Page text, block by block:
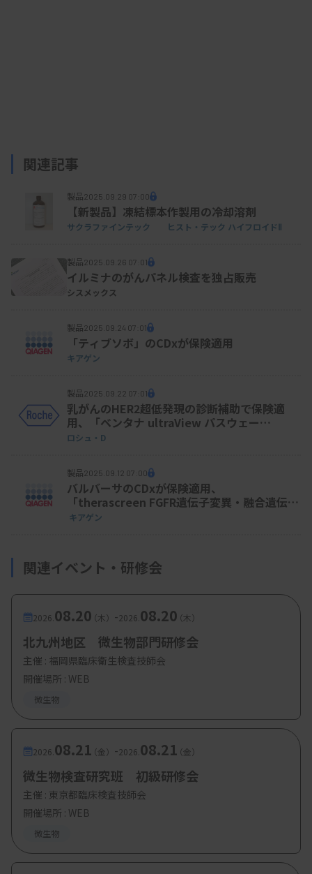
関連記事
製品2025.09.29 07:00
【新製品】凍結標本作製用の冷却溶剤
サクラファインテック ヒスト・テック ハイフロイドⅡ
製品2025.09.26 07:01
イルミナのがんパネル検査を独占販売
シスメックス
製品2025.09.24 07:01
「ティブソボ」のCDxが保険適用
キアゲン
製品2025.09.22 07:01
乳がんのHER2超低発現の診断補助で保険適
用、「ベンタナ ultraView パスウェー
HER2（4B5）」
ロシュ・D
製品2025.09.12 07:00
バルバーサのCDxが保険適用、
「therascreen FGFR遺伝子変異・融合遺伝子
検出キットRGQ キアゲン」
キアゲン
関連イベント・研修会
2026. 08.20（木） -2026. 08.20（木）
北九州地区 微生物部門研修会
主催 : 福岡県臨床衛生検査技師会
開催場所 : WEB
微生物
2026. 08.21（金） -2026. 08.21（金）
微生物検査研究班 初級研修会
主催 : 東京都臨床検査技師会
開催場所 : WEB
微生物